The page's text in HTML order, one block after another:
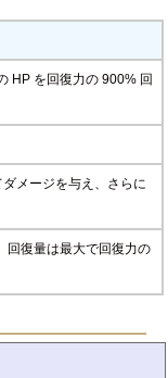
HP を回復力の 900% 回
メージを与え、さらに
回復量は最大で回復力の